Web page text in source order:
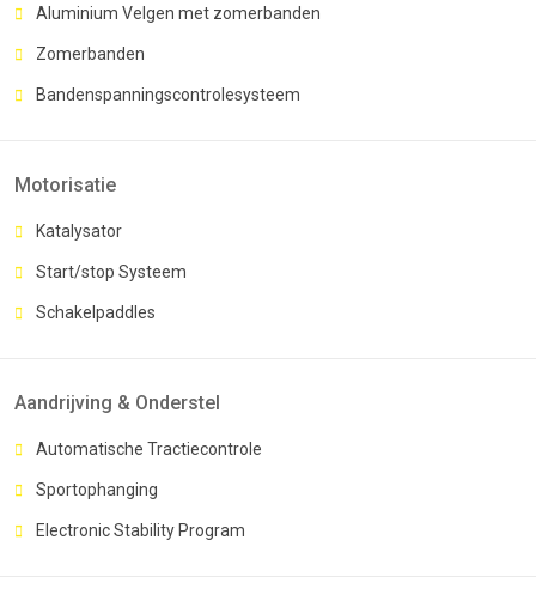
Aluminium Velgen met zomerbanden
Zomerbanden
Bandenspanningscontrolesysteem
Motorisatie
Katalysator
Start/stop Systeem
Schakelpaddles
Aandrijving & Onderstel
Automatische Tractiecontrole
Sportophanging
Electronic Stability Program